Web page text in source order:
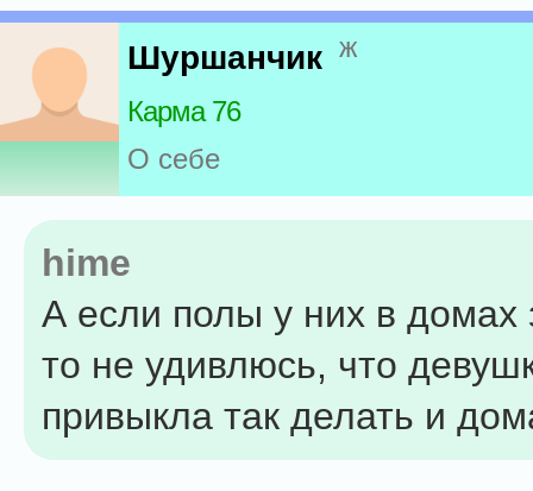
Шуршанчик ж
Карма 76
О себе
hime
А если полы у них в
то не удивлюсь, что
привыкла так делать и